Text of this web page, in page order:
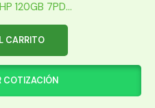
120GB 7PD...
CARRITO
COTIZACIÓN